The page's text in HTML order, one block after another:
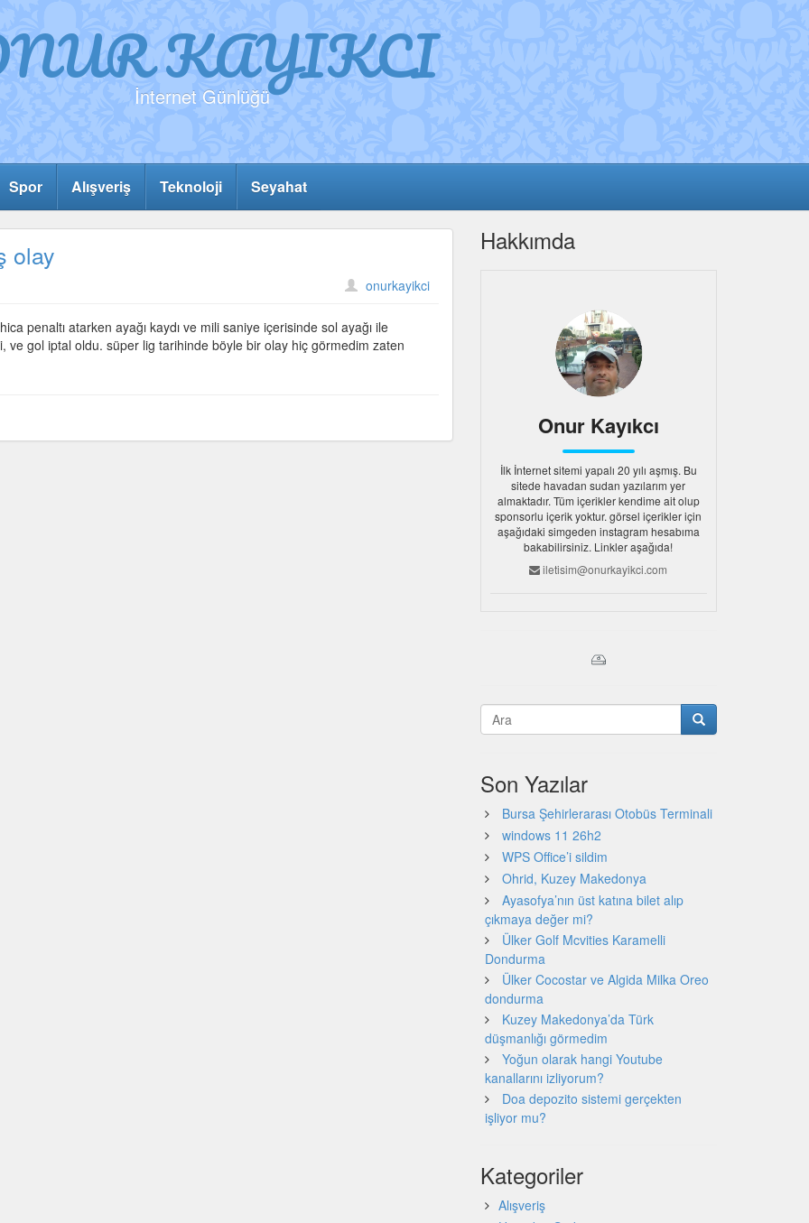
KAYIKCI
İnternet Günlüğü
Spor Alışveriş Teknoloji Seyahat
olay
onurkayikci
penaltı atarken ayağı kaydı ve mili saniye içerisinde sol ayağı ile
ve gol iptal oldu. süper lig tarihinde böyle bir olay hiç görmedim zaten
Hakkımda
Onur Kayıkcı
İlk İnternet sitemi yapalı 20 yılı aşmış. Bu
sitede havadan sudan yazılarım yer
almaktadır. Tüm içerikler kendime ait olup
sponsorlu içerik yoktur. görsel içerikler için
aşağıdaki simgeden instagram hesabıma
bakabilirsiniz. Linkler aşağıda!
iletisim@onurkayikci.com
Son Yazılar
Bursa Şehirlerarası Otobüs Terminali
windows 11 26h2
WPS Office’i sildim
Ohrid, Kuzey Makedonya
Ayasofya’nın üst katına bilet alıp
çıkmaya değer mi?
Ülker Golf Mcvities Karamelli
Dondurma
Ülker Cocostar ve Algida Milka Oreo
dondurma
Kuzey Makedonya’da Türk
düşmanlığı görmedim
Yoğun olarak hangi Youtube
kanallarını izliyorum?
Doa depozito sistemi gerçekten
işliyor mu?
Kategoriler
Alışveriş